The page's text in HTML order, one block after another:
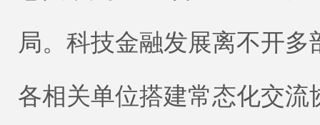
局。科技金融发展离不开
各相关单位搭建常态化交